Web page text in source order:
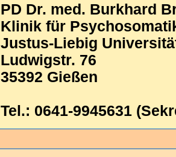
PD Dr. med. Burkhard
Klinik für
Justus-Liebig
Ludwigstr. 76
35392 Gießen
Tel.: 0641-9945631